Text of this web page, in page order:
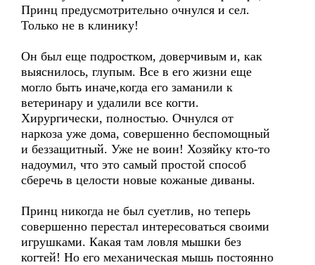
Принц предусмотрительно очнулся и сел.
Только не в клинику!
Он был еще подростком, доверчивым и, как
выяснилось, глупым. Все в его жизни еще
могло быть иначе,когда его заманили к
ветеринару и удалили все когти.
Хирургически, полностью. Очнулся от
наркоза уже дома, совершенно беспомощный
и беззащитный. Уже не воин! Хозяйку кто-то
надоумил, что это самый простой способ
сберечь в целости новые кожаные диваны.
Принц никогда не был суетлив, но теперь
совершенно перестал интересоваться своими
игрушками. Какая там ловля мышки без
когтей! Но его механическая мышь постоянно